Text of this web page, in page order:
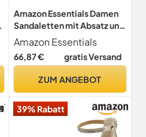
Amazon Essentials Damen
Sandaletten mit Absatz und
Zwei Riemchen, Schwarz
Kunstleder, 43 EU
Amazon Essentials
66,87 € gratis Versand
ZUM ANGEBOT
39% Rabatt